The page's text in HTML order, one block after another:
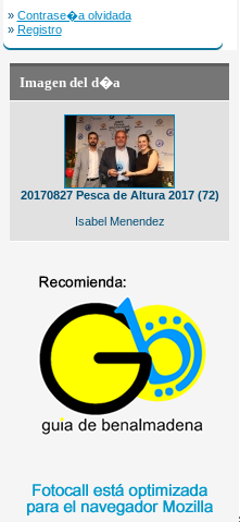
» Contrase�a olvidada
» Registro
Imagen del d�a
20170827 Pesca de Altura 2017 (72)
Isabel Menendez